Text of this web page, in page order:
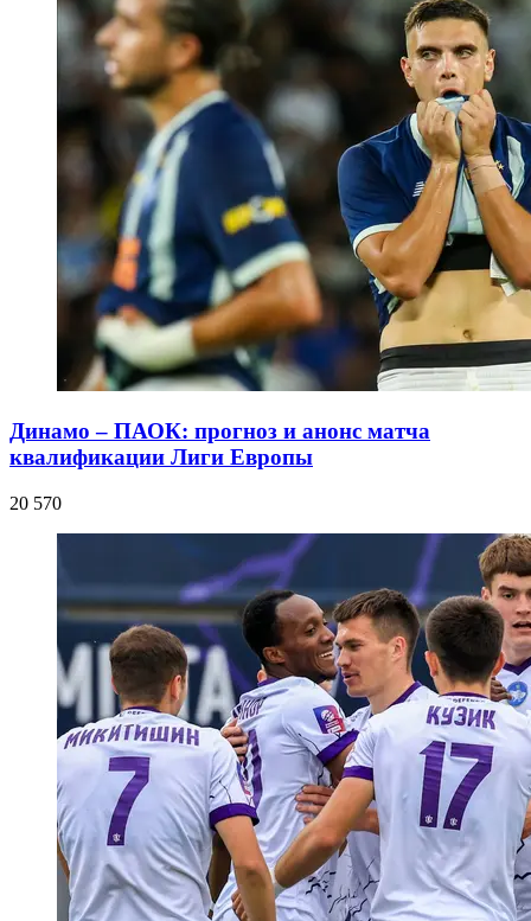
Динамо – ПАОК: прогноз и анонс матча
квалификации Лиги Европы
20 570